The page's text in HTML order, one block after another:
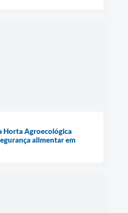
Horta Agroecológica
alimentar em